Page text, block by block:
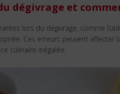
dégivrage et
lors du dégivrage, comme
Ces erreurs peuvent affecter
culinaire inégalée.